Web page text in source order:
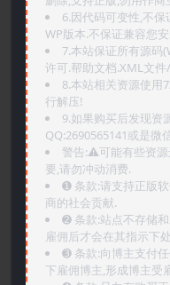
6.因代码可变性,不
WP版本.不保证兼容您
7.本站保证所有源码
许可.帮助文档.XML文
8.本站相关资源使用
行解压!
9.如果购买后发现资
QQ:2690565141或是微
警告:⚠️可能有些资
要,请勿冲动消费.
➊️ 条款:请支持正版
商的社会贡献.
➋️ 条款:站点不存储
雇佣后才会在其指示下
➌️ 条款:向博主支付
下雇佣博主,形成博主受